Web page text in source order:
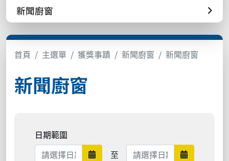
新聞廚窗
首頁 主選單 獲獎事蹟 新聞廚窗 新聞廚窗
新聞廚窗
日期範圍
日期範圍開始
至 日期範圍結束 日期範圍